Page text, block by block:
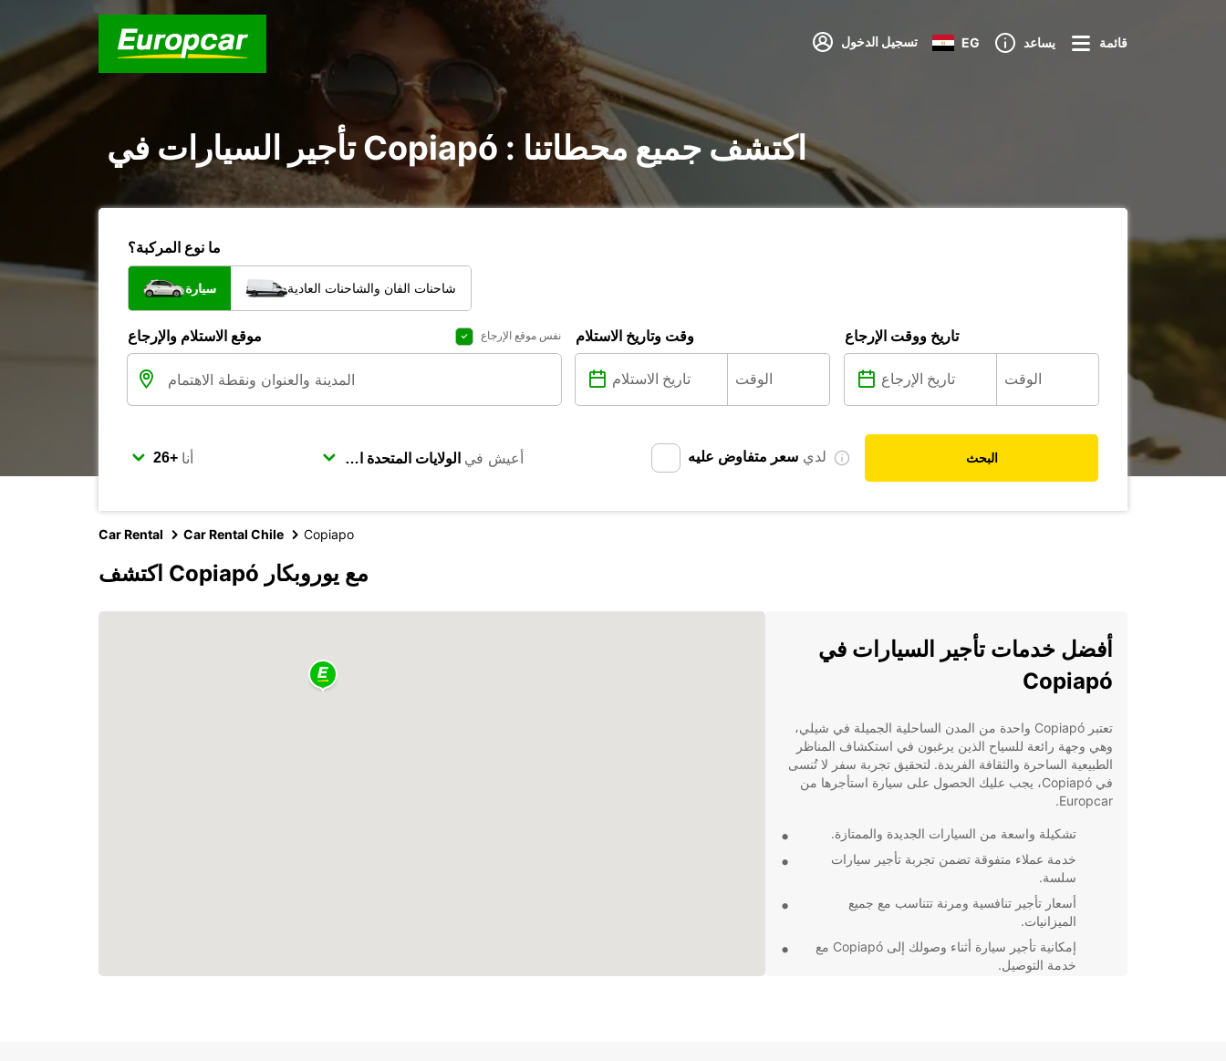
تسجيل الدخول EG يساعد قائمة
تأجير السيارات في Copiapó : اكتشف جميع محطاتنا
ما نوع المركبة؟
سيارة شاحنات الفان والشاحنات العادية
موقع الاستلام والإرجاع نفس موقع الإرجاع وقت وتاريخ الاستلام تاريخ ووقت الإرجاع
أنا أعيش في لدي سعر متفاوض عليه البحث
Car Rental Car Rental Chile Copiapo
اكتشف Copiapó مع يوروبكار
أفضل خدمات تأجير السيارات في
Copiapó
تعتبر Copiapó واحدة من المدن الساحلية الجميلة في شيلي،
وهي وجهة رائعة للسياح الذين يرغبون في استكشاف المناظر
الطبيعية الساحرة والثقافة الفريدة. لتحقيق تجربة سفر لا تُنسى
في Copiapó، يجب عليك الحصول على سيارة استأجرها من
Europcar.
تشكيلة واسعة من السيارات الجديدة والممتازة.
خدمة عملاء متفوقة تضمن تجربة تأجير سيارات
سلسة.
أسعار تأجير تنافسية ومرنة تتناسب مع جميع
الميزانيات.
إمكانية تأجير سيارة أثناء وصولك إلى Copiapó مع
خدمة التوصيل.